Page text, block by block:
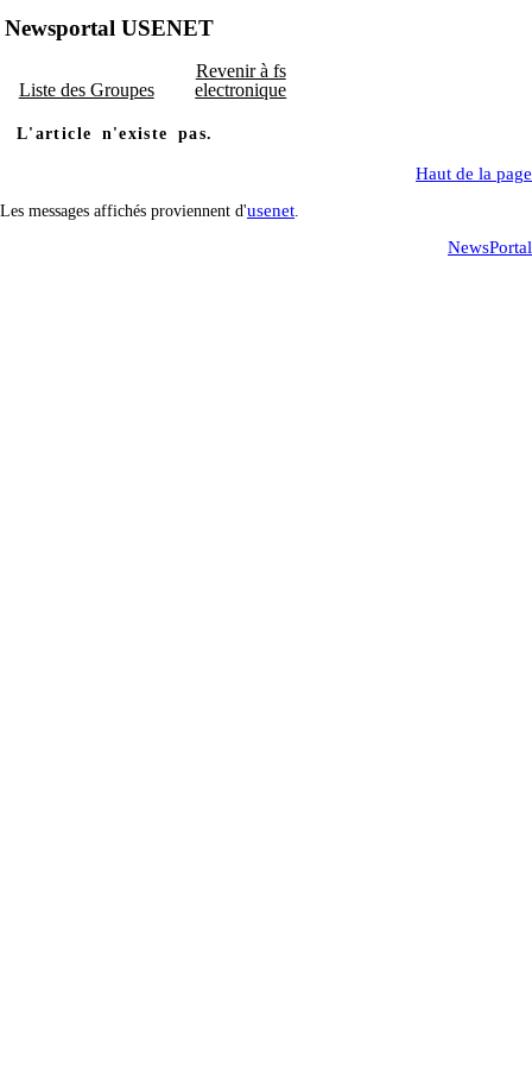
Newsportal USENET
Liste des Groupes
Revenir à fs
electronique
L'article n'existe pas.
Haut de la page
Les messages affichés proviennent d'usenet
NewsPortal